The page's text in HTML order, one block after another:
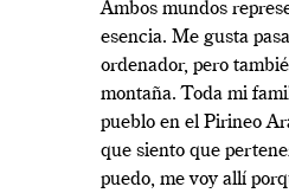
Ambos mundos
esencia. Me gusta
ordenador, pero
montaña. Toda mi
pueblo en el Pirineo
que siento que
puedo, me voy allí